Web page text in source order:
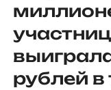
рублей